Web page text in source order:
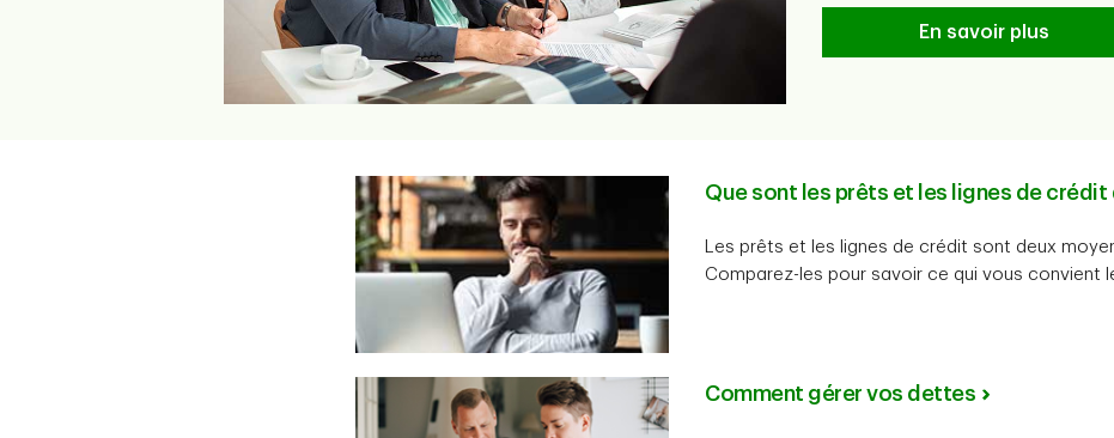
En savoir plus
Que sont les prêts et les lignes de crédit
Les prêts et les lignes de crédit sont deux
Comparez-les pour savoir ce qui vous convient
Comment gérer vos dettes